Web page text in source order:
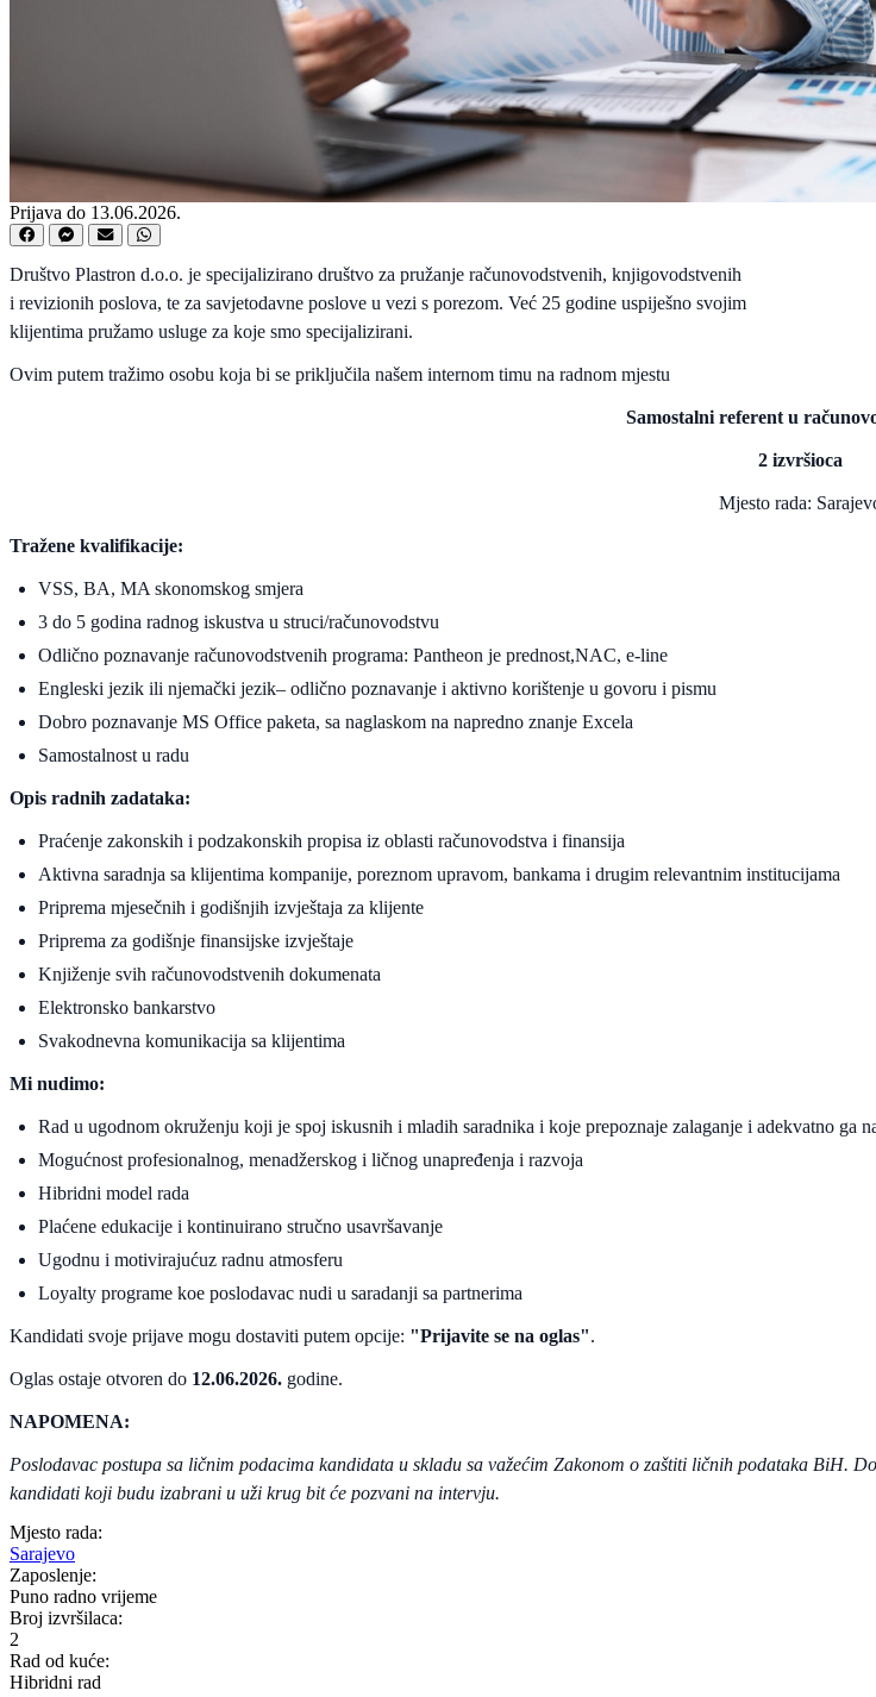
Prijava do 13.06.2026.
Društvo Plastron d.o.o. je specijalizirano društvo za pružanje računovodstvenih, knjigovodstvenih
i revizionih poslova, te za savjetodavne poslove u vezi s porezom. Već 25 godine uspiješno svojim
klijentima pružamo usluge za koje smo specijalizirani.
Ovim putem tražimo osobu koja bi se priključila našem internom timu na radnom mjestu
Samostalni referent u
2 izvršioca
Mjesto rada:
Tražene kvalifikacije:
VSS, BA, MA skonomskog smjera
3 do 5 godina radnog iskustva u struci/računovodstvu
Odlično poznavanje računovodstvenih programa: Pantheon je prednost,NAC, e-line
Engleski jezik ili njemački jezik– odlično poznavanje i aktivno korištenje u govoru i pismu
Dobro poznavanje MS Office paketa, sa naglaskom na napredno znanje Excela
Samostalnost u radu
Opis radnih zadataka:
Praćenje zakonskih i podzakonskih propisa iz oblasti računovodstva i finansija
Aktivna saradnja sa klijentima kompanije, poreznom upravom, bankama i drugim relevantnim institucijama
Priprema mjesečnih i godišnjih izvještaja za klijente
Priprema za godišnje finansijske izvještaje
Knjiženje svih računovodstvenih dokumenata
Elektronsko bankarstvo
Svakodnevna komunikacija sa klijentima
Mi nudimo:
Rad u ugodnom okruženju koji je spoj iskusnih i mladih saradnika i koje prepoznaje zalaganje i adekvatno ga
Mogućnost profesionalnog, menadžerskog i ličnog unapređenja i razvoja
Hibridni model rada
Plaćene edukacije i kontinuirano stručno usavršavanje
Ugodnu i motivirajućuz radnu atmosferu
Loyalty programe koe poslodavac nudi u saradanji sa partnerima
Kandidati svoje prijave mogu dostaviti putem opcije: "Prijavite se na oglas".
Oglas ostaje otvoren do 12.06.2026. godine.
NAPOMENA:
Poslodavac postupa sa ličnim podacima kandidata u skladu sa važećim Zakonom o zaštiti ličnih podataka BiH.
kandidati koji budu izabrani u uži krug bit će pozvani na intervju.
Mjesto rada:
Sarajevo
Zaposlenje:
Puno radno vrijeme
Broj izvršilaca:
2
Rad od kuće:
Hibridni rad